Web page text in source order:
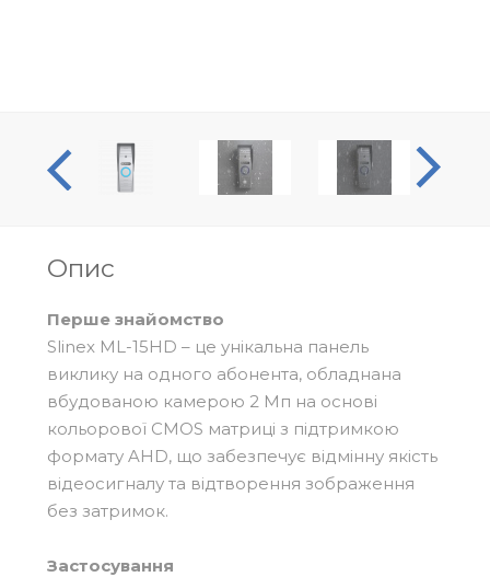
Опис
Перше знайомство
Slinex ML-15HD – це унікальна панель
виклику на одного абонента, обладнана
вбудованою камерою 2 Мп на основі
кольорової CMOS матриці з підтримкою
формату AHD, що забезпечує відмінну якість
відеосигналу та відтворення зображення
без затримок.
Застосування